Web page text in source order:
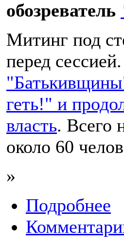
обозреватель
Митинг под
перед сессией.
геть!" и
власть. Всего
около 60
»
Подробнее